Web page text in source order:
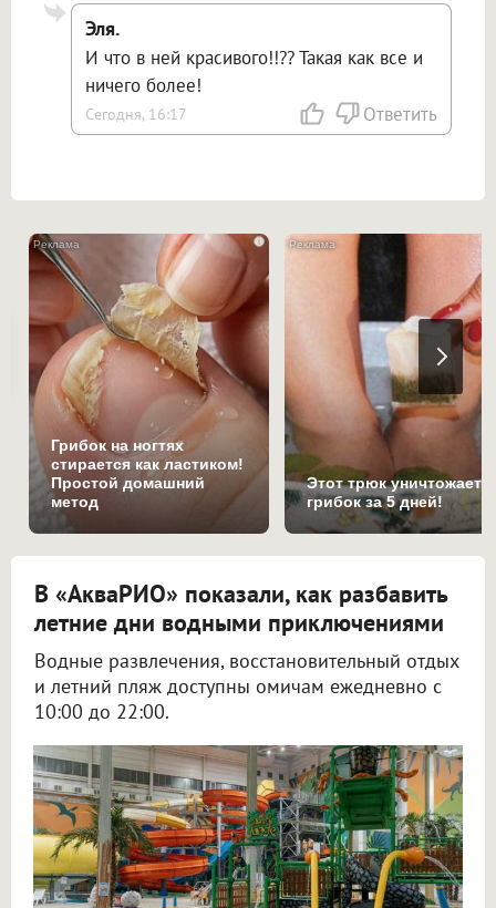
Эля.
И что в ней красивого!!?? Такая как все и
ничего более!
Сегодня, 16:17 Ответить
i
Грибок на ногтях
стирается как ластиком!
Простой домашний
метод
Этот трюк уничтожает
грибок за 5 дней!
В «АкваРИО» показали, как разбавить
летние дни водными приключениями
Водные развлечения, восстановительный отдых
и летний пляж доступны омичам ежедневно с
10:00 до 22:00.